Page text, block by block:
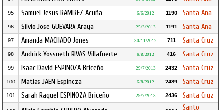
95 Samuel Jesus RAMIREZ Acuña 6/6/2012 1190 Santa Ana
96 Silvio Jose GUEVARA Araya 25/3/2013 1191 Santa Ana
97 Amanda MACHADO Jones 30/11/2012 711 Santa Cruz
98 Andrick Yossueth RIVAS Villafuerte 6/8/2012 416 Santa Cruz
99 Isaac David ESPINOZA Briceño 29/7/2013 2432 Santa Cruz
100 Matias JAEN Espinoza 6/8/2012 2489 Santa Cruz
101 Sarah Raquel ESPINOZA Briceño 29/7/2013 2436 Santa Cruz
Santo